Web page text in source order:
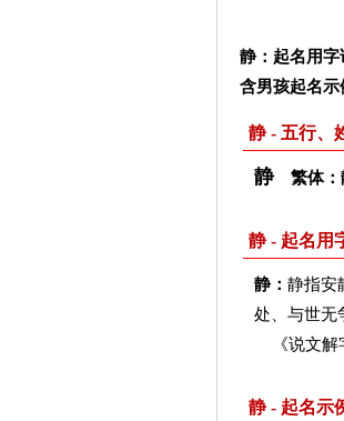
静：起名用
含男孩起名示
静 - 五行、
静繁体：
静 - 起名用
静： 静指安
处、与世无
《说文解
静 - 起名示